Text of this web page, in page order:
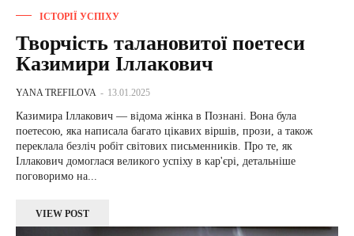
ІСТОРІЇ УСПІХУ
Творчість талановитої поетеси
Казимири Іллакович
YANA TREFILOVA - 13.01.2025
Казимира Іллакович — відома жінка в Познані. Вона була
поетесою, яка написала багато цікавих віршів, прози, а також
переклала безліч робіт світових письменників. Про те, як
Іллакович домоглася великого успіху в кар'єрі, детальніше
поговоримо на...
VIEW POST